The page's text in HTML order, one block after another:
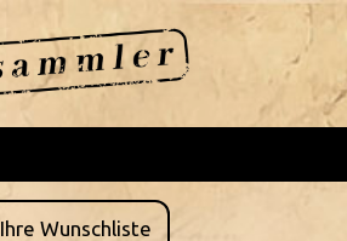
Ihre Wunschliste